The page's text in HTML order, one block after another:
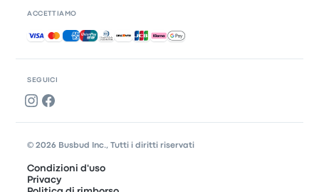
SEGUICI
ACCETTIAMO
Pagamenti accettati
© 2026 Busbud Inc., Tutti i diritti riservati
Condizioni d'uso
Privacy